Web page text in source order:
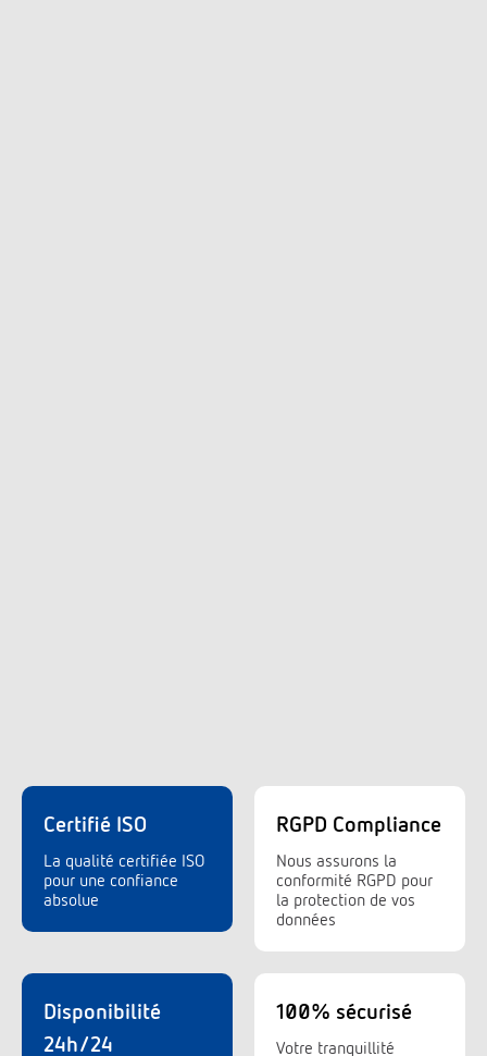
Certifié ISO
La qualité certifiée ISO
pour une confiance
absolue
RGPD Compliance
Nous assurons la
conformité RGPD pour
la protection de vos
données
100% sécurisé
Votre tranquillité
Disponibilité
24h/24